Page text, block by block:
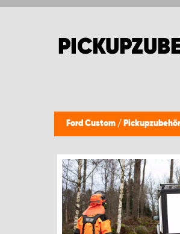
ARTIKEL
Ford Custom / Pickupzubehör